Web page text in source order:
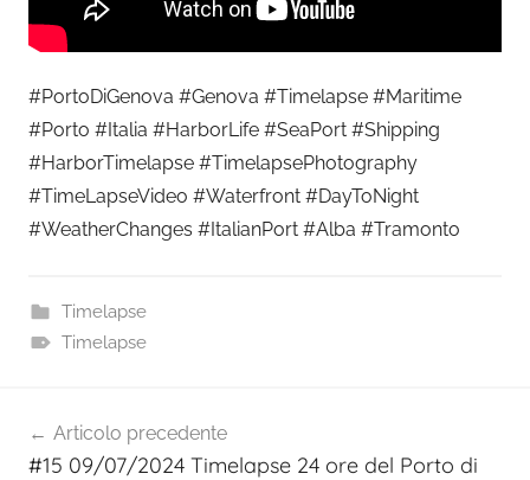
#PortoDiGenova #Genova #Timelapse #Maritime
#Porto #Italia #HarborLife #SeaPort #Shipping
#HarborTimelapse #TimelapsePhotography
#TimeLapseVideo #Waterfront #DayToNight
#WeatherChanges #ItalianPort #Alba #Tramonto
Timelapse
Timelapse
articoli
Articolo precedente
#15 09/07/2024 Timelapse 24 ore del Porto di